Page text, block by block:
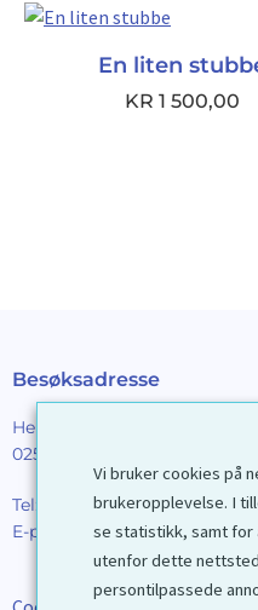
En liten
KR 1 500,00
Besøksadresse
Henrik Ibsens gt. 90
0255 Oslo
Tel:
22 44 85 86
E-post:
galleri@d40.no
Vi bruker cookies på
brukeropplevelse. I
se statistikk, samt for
utenfor dette
persontilpassede